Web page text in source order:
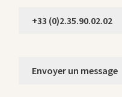
+33 (0)2.35.90.02.02
Envoyer un message